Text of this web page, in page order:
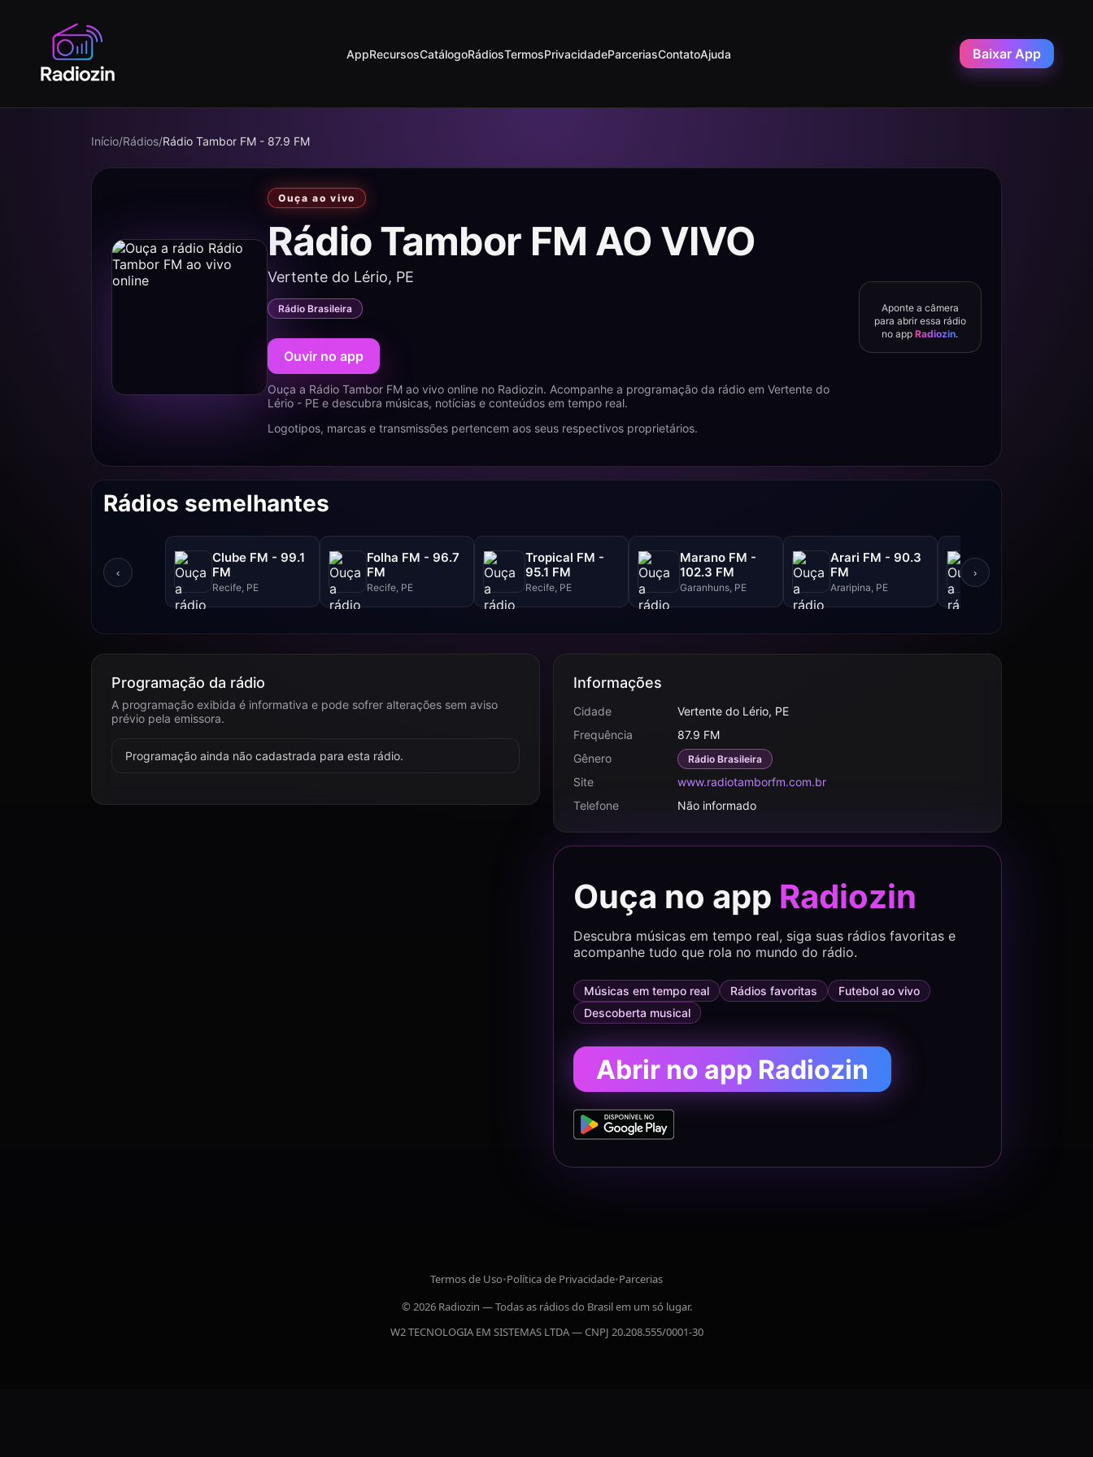
AppRecursosCatálogoRádiosTermosPrivacidadeParceriasContatoAjuda Baixar App
Início/Rádios/Rádio Tambor FM - 87.9 FM
Ouça ao vivo
Rádio Tambor FM AO VIVO
Vertente do Lério, PE
Rádio Brasileira
Ouvir no app
Ouça a Rádio Tambor FM ao vivo online no Radiozin. Acompanhe a programação da rádio em Vertente do
Lério - PE e descubra músicas, notícias e conteúdos em tempo real.
Logotipos, marcas e transmissões pertencem aos seus respectivos proprietários.
Aponte a câmera
para abrir essa rádio
no appRadiozin.
Rádios semelhantes
‹
Clube FM - 99.1
FM
Recife, PE
Folha FM - 96.7
FM
Recife, PE
Tropical FM -
95.1 FM
Recife, PE
Marano FM -
102.3 FM
Garanhuns, PE
Arari FM - 90.3
FM
Araripina, PE
FM
Goiana, PE
›
Programação da rádio
A programação exibida é informativa e pode sofrer alterações sem aviso
prévio pela emissora.
Programação ainda não cadastrada para esta rádio.
Informações
Cidade
Vertente do Lério, PE
Frequência
87.9 FM
Gênero
Rádio Brasileira
Site
www.radiotamborfm.com.br
Telefone
Não informado
Ouça no app Radiozin
Descubra músicas em tempo real, siga suas rádios favoritas e
acompanhe tudo que rola no mundo do rádio.
Músicas em tempo real Rádios favoritas
Futebol ao vivo
Descoberta musical
Abrir no app Radiozin
Termos de Uso•Política de Privacidade•Parcerias
© 2026 Radiozin — Todas as rádios do Brasil em um só lugar.
W2 TECNOLOGIA EM SISTEMAS LTDA — CNPJ 20.208.555/0001-30